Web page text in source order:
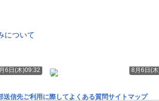
について
6日(木)09:32 8月6日(
送信先ご利用に際してよくある質問サイトマップ